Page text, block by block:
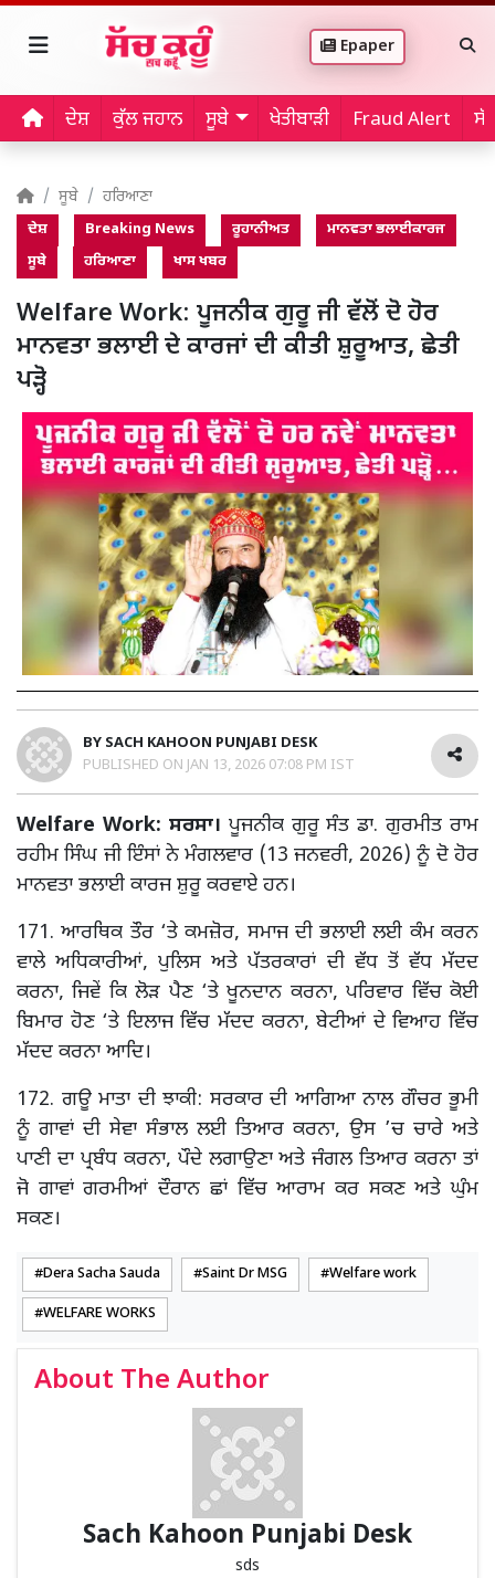
Epaper
ਦੇਸ਼ ਕੁੱਲ ਜਹਾਨ ਸੂਬੇ ਖੇਤੀਬਾੜੀ Fraud Alert
ਸੂਬੇ ਹਰਿਆਣਾ
ਦੇਸ਼ Breaking News ਰੂਹਾਨੀਅਤ
ਮਾਨਵਤਾ ਭਲਾਈਕਾਰਜ
ਸੂਬੇ
ਹਰਿਆਣਾ ਖਾਸ ਖਬਰ
Welfare Work: ਪੂਜਨੀਕ ਗੁਰੂ ਜੀ ਵੱਲੋਂ ਦੋ ਹੋਰ
ਮਾਨਵਤਾ ਭਲਾਈ ਦੇ ਕਾਰਜਾਂ ਦੀ ਕੀਤੀ ਸ਼ੁਰੂਆਤ, ਛੇਤੀ
ਪੜ੍ਹੋ
BY SACH KAHOON PUNJABI DESK
PUBLISHED ON JAN 13, 2026 07:08 PM IST
Welfare Work: ਸਰਸਾ। ਪੂਜਨੀਕ ਗੁਰੂ ਸੰਤ ਡਾ. ਗੁਰਮੀਤ ਰਾਮ
ਰਹੀਮ ਸਿੰਘ ਜੀ ਇੰਸਾਂ ਨੇ ਮੰਗਲਵਾਰ (13 ਜਨਵਰੀ, 2026) ਨੂੰ ਦੋ ਹੋਰ
ਮਾਨਵਤਾ ਭਲਾਈ ਕਾਰਜ ਸ਼ੁਰੂ ਕਰਵਾਏ ਹਨ।
171. ਆਰਥਿਕ ਤੌਰ ‘ਤੇ ਕਮਜ਼ੋਰ, ਸਮਾਜ ਦੀ ਭਲਾਈ ਲਈ ਕੰਮ ਕਰਨ
ਵਾਲੇ ਅਧਿਕਾਰੀਆਂ, ਪੁਲਿਸ ਅਤੇ ਪੱਤਰਕਾਰਾਂ ਦੀ ਵੱਧ ਤੋਂ ਵੱਧ ਮੱਦਦ
ਕਰਨਾ, ਜਿਵੇਂ ਕਿ ਲੋੜ ਪੈਣ ‘ਤੇ ਖੂਨਦਾਨ ਕਰਨਾ, ਪਰਿਵਾਰ ਵਿੱਚ ਕੋਈ
ਬਿਮਾਰ ਹੋਣ ‘ਤੇ ਇਲਾਜ ਵਿੱਚ ਮੱਦਦ ਕਰਨਾ, ਬੇਟੀਆਂ ਦੇ ਵਿਆਹ ਵਿੱਚ
ਮੱਦਦ ਕਰਨਾ ਆਦਿ।
172. ਗਊ ਮਾਤਾ ਦੀ ਝਾਕੀ: ਸਰਕਾਰ ਦੀ ਆਗਿਆ ਨਾਲ ਗੌਚਰ ਭੂਮੀ
ਨੂੰ ਗਾਵਾਂ ਦੀ ਸੇਵਾ ਸੰਭਾਲ ਲਈ ਤਿਆਰ ਕਰਨਾ, ਉਸ ’ਚ ਚਾਰੇ ਅਤੇ
ਪਾਣੀ ਦਾ ਪ੍ਰਬੰਧ ਕਰਨਾ, ਪੌਦੇ ਲਗਾਉਣਾ ਅਤੇ ਜੰਗਲ ਤਿਆਰ ਕਰਨਾ ਤਾਂ
ਜੋ ਗਾਵਾਂ ਗਰਮੀਆਂ ਦੌਰਾਨ ਛਾਂ ਵਿੱਚ ਆਰਾਮ ਕਰ ਸਕਣ ਅਤੇ ਘੁੰਮ
ਸਕਣ।
Dera Sacha Sauda Saint Dr MSG Welfare work
WELFARE WORKS
About The Author
Sach Kahoon Punjabi Desk
sds